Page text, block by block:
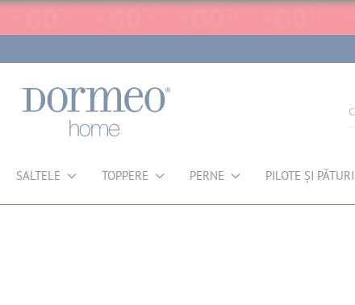
SALTELE TOPPERE PERNE PILOTE ȘI PĂTURI